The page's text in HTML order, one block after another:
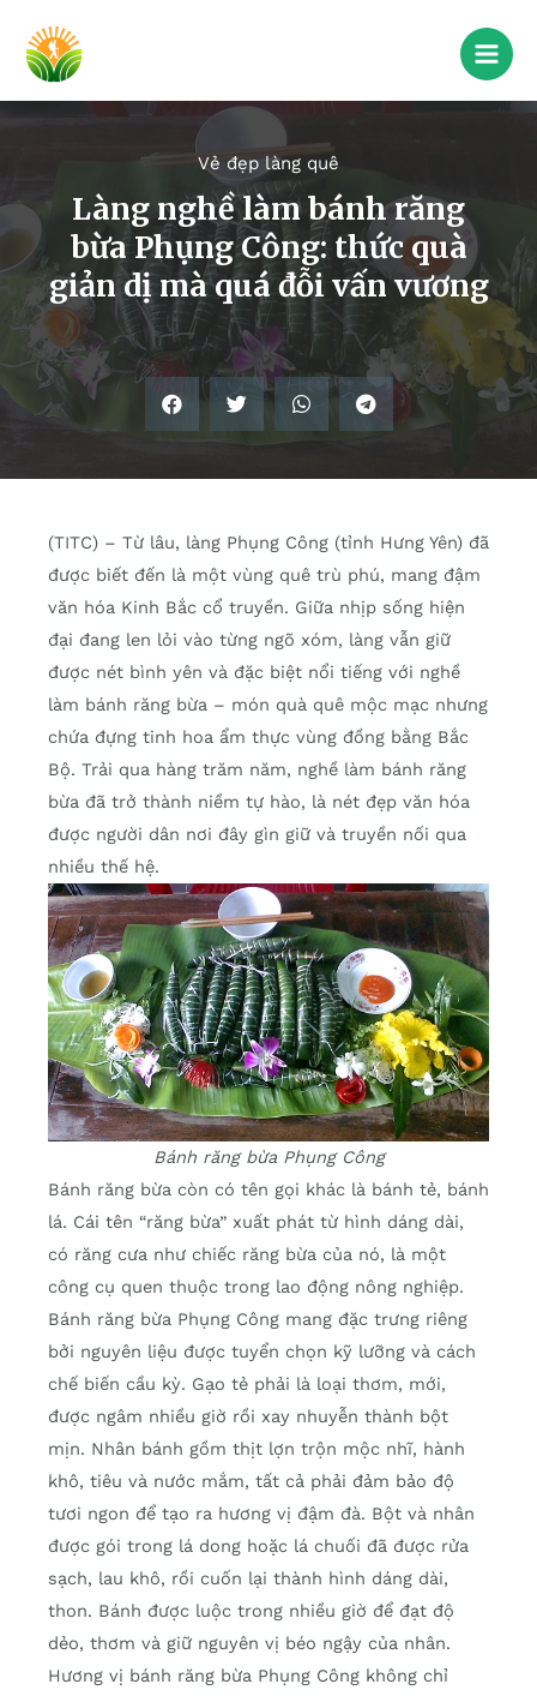
Vẻ đẹp làng quê
Làng nghề làm bánh răng
bừa Phụng Công: thức quà
giản dị mà quá đỗi vấn vương
(TITC) – Từ lâu, làng Phụng Công (tỉnh Hưng Yên) đã
được biết đến là một vùng quê trù phú, mang đậm
văn hóa Kinh Bắc cổ truyền. Giữa nhịp sống hiện
đại đang len lỏi vào từng ngõ xóm, làng vẫn giữ
được nét bình yên và đặc biệt nổi tiếng với nghề
làm bánh răng bừa – món quà quê mộc mạc nhưng
chứa đựng tinh hoa ẩm thực vùng đồng bằng Bắc
Bộ. Trải qua hàng trăm năm, nghề làm bánh răng
bừa đã trở thành niềm tự hào, là nét đẹp văn hóa
được người dân nơi đây gìn giữ và truyền nối qua
nhiều thế hệ.
Bánh răng bừa Phụng Công
Bánh răng bừa còn có tên gọi khác là bánh tẻ, bánh
lá. Cái tên “răng bừa” xuất phát từ hình dáng dài,
có răng cưa như chiếc răng bừa của nó, là một
công cụ quen thuộc trong lao động nông nghiệp.
Bánh răng bừa Phụng Công mang đặc trưng riêng
bởi nguyên liệu được tuyển chọn kỹ lưỡng và cách
chế biến cầu kỳ. Gạo tẻ phải là loại thơm, mới,
được ngâm nhiều giờ rồi xay nhuyễn thành bột
mịn. Nhân bánh gồm thịt lợn trộn mộc nhĩ, hành
khô, tiêu và nước mắm, tất cả phải đảm bảo độ
tươi ngon để tạo ra hương vị đậm đà. Bột và nhân
được gói trong lá dong hoặc lá chuối đã được rửa
sạch, lau khô, rồi cuốn lại thành hình dáng dài,
thon. Bánh được luộc trong nhiều giờ để đạt độ
dẻo, thơm và giữ nguyên vị béo ngậy của nhân.
Hương vị bánh răng bừa Phụng Công không chỉ